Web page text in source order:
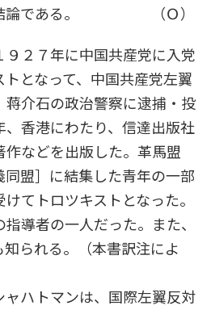
結論である。 （Ｏ）
９２７年に中国共産党に入党
トとなって、中国共産党左翼
蒋介石の政治警察に逮捕・投
香港にわたり、信達出版社
などを出版した。革馬盟
同盟］に結集した青年の一部
てトロツキストとなった。
導者の一人だった。また、
られる。（本書訳注によ
ャハトマンは、国際左翼反対